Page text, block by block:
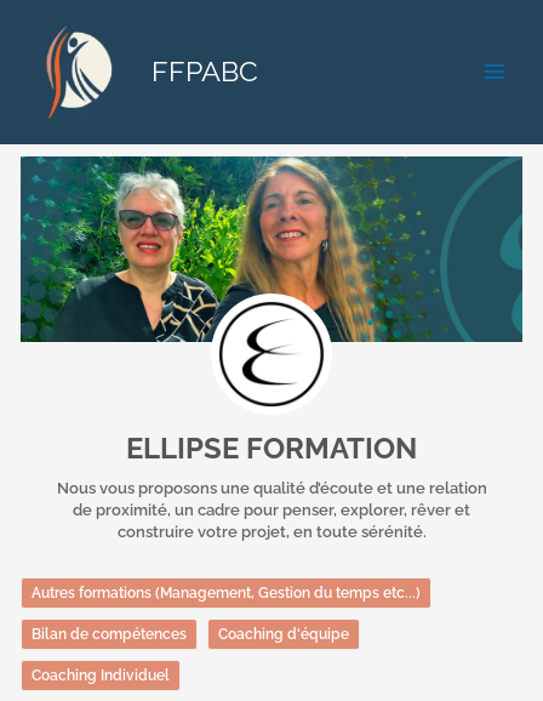
contenu
FFPABC
ELLIPSE FORMATION
Nous vous proposons une qualité d’écoute et une relation
de proximité, un cadre pour penser, explorer, rêver et
construire votre projet, en toute sérénité.
Autres formations (Management, Gestion du temps etc...)
Bilan de compétences Coaching d'équipe
Coaching Individuel